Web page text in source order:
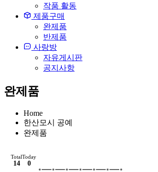
작품 활동
제품구매
완제품
반제품
사랑방
자유게시판
공지사항
완제품
Home
한산모시 공예
완제품
Total
14
Today
0